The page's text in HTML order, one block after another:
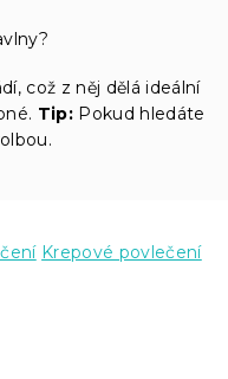
což z něj dělá ideální
Tip:Pokud hledáte
Krepové povlečení